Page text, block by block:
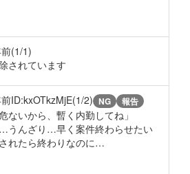
(1/1)
されています
ID:kxOTkzMjE(1/2) NG 報告
ないから、暫く内勤してね」
うんざり…早く案件終わらせたい
れたら終わりなのに…